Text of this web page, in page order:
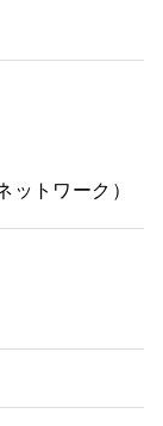
トワーク）